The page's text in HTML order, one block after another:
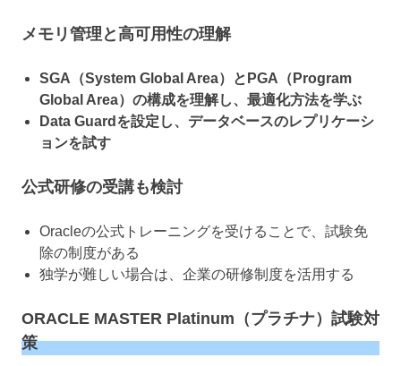
メモリ管理と高可用性の理解
SGA（System Global Area）とPGA（Program
Global Area）の構成を理解し、最適化方法を学ぶ
Data Guardを設定し、データベースのレプリケーシ
ョンを試す
公式研修の受講も検討
Oracleの公式トレーニングを受けることで、試験免
除の制度がある
独学が難しい場合は、企業の研修制度を活用する
ORACLE MASTER Platinum（プラチナ）試験対
策